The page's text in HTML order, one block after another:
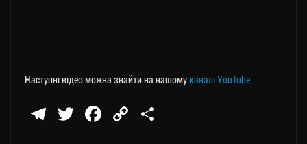
Наступні відео можна знайти на нашому каналі YouTube
Te
T
Fa
C